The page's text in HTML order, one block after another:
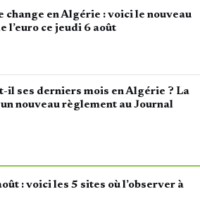
change en Algérie : voici le nouveau
l’euro ce jeudi 6 août
il ses derniers mois en Algérie ? La
nouveau règlement au Journal
: voici les 5 sites où l’observer à